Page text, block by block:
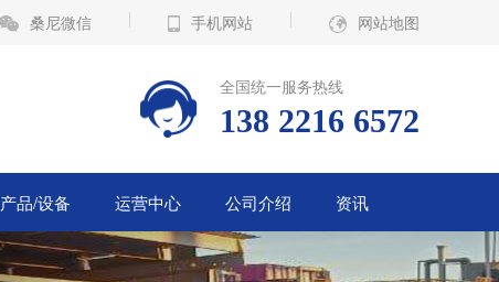
桑尼微信 手机网站 网站地图
全国统一服务热线
138 2216 6572
产品/设备 运营中心 公司介绍 资讯